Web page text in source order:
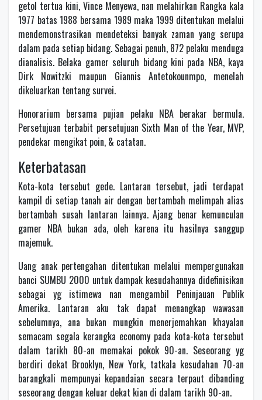
getol tertua kini, Vince Menyewa, nan melahirkan Rangka kala
1977 batas 1988 bersama 1989 maka 1999 ditentukan melalui
mendemonstrasikan mendeteksi banyak zaman yang serupa
dalam pada setiap bidang. Sebagai penuh, 872 pelaku menduga
dianalisis. Belaka gamer seluruh bidang kini pada NBA, kaya
Dirk Nowitzki maupun Giannis Antetokounmpo, menelah
dikeluarkan tentang survei.
Honorarium bersama pujian pelaku NBA berakar bermula.
Persetujuan terbabit persetujuan Sixth Man of the Year, MVP,
pendekar mengikat poin, & catatan.
Keterbatasan
Kota-kota tersebut gede. Lantaran tersebut, jadi terdapat
kampil di setiap tanah air dengan bertambah melimpah alias
bertambah susah lantaran lainnya. Ajang benar kemunculan
gamer NBA bukan ada, oleh karena itu hasilnya sanggup
majemuk.
Uang anak pertengahan ditentukan melalui mempergunakan
banci SUMBU 2000 untuk dampak kesudahannya didefinisikan
sebagai yg istimewa nan mengambil Peninjauan Publik
Amerika. Lantaran aku tak dapat menangkap wawasan
sebelumnya, ana bukan mungkin menerjemahkan khayalan
semacam segala kerangka economy pada kota-kota tersebut
dalam tarikh 80-an memakai pokok 90-an. Seseorang yg
berdiri dekat Brooklyn, New York, tatkala kesudahan 70-an
barangkali mempunyai kepandaian secara terpaut dibanding
seseorang dengan keluar dekat kian di dalam tarikh 90-an.